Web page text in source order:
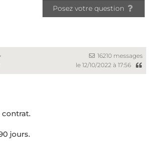
Posez votre question
16210 messages
le 12/10/2022 à 17:56
contrat.
jours.